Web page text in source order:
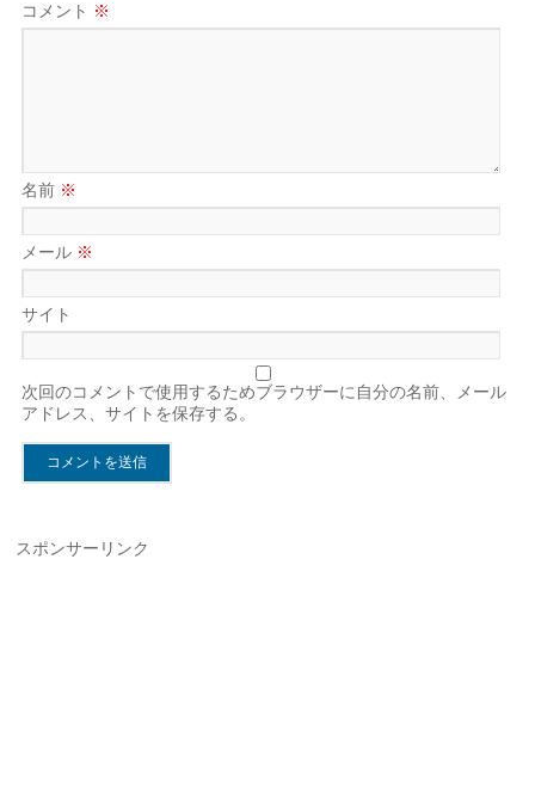
コメント ※
名前 ※
メール ※
サイト
次回のコメントで使用するためブラウザーに自分の名前、メール
アドレス、サイトを保存する。
スポンサーリンク